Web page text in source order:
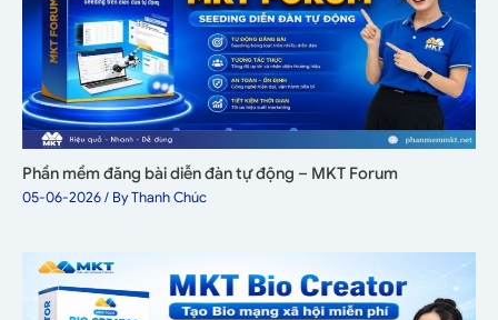
Phần mềm đăng bài diễn đàn tự động – MKT Forum
05-06-2026/ ByThanh Chúc